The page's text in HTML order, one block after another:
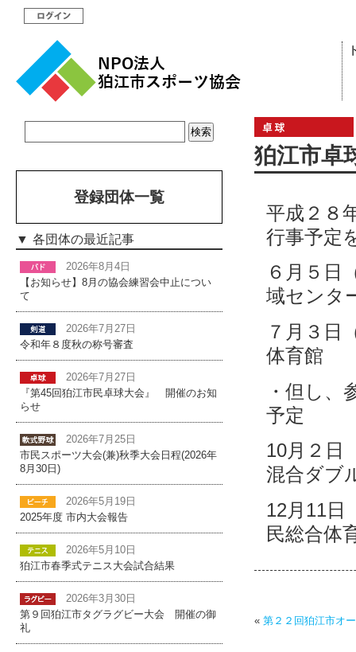
狛江市
平成２８
行事予定
６月５日
域センタ
７月３日
体育館
・但し
予定
10月２日
混合ダブ
12月11
民総合体
« 第２２回狛江市オ
登録団体一覧
各団体の最近記事
2026年8月4日
【お知らせ】8月の協会練習会中止につい
て
2026年7月27日
令和年８度秋の称号審査
2026年7月27日
『第45回狛江市民卓球大会』 開催のお知
らせ
2026年7月25日
市民スポーツ大会(兼)秋季大会日程(2026年
8月30日)
2026年5月19日
2025年度 市内大会報告
2026年5月10日
狛江市春季式テニス大会試合結果
2026年3月30日
第９回狛江市タグラグビー大会 開催の御
礼